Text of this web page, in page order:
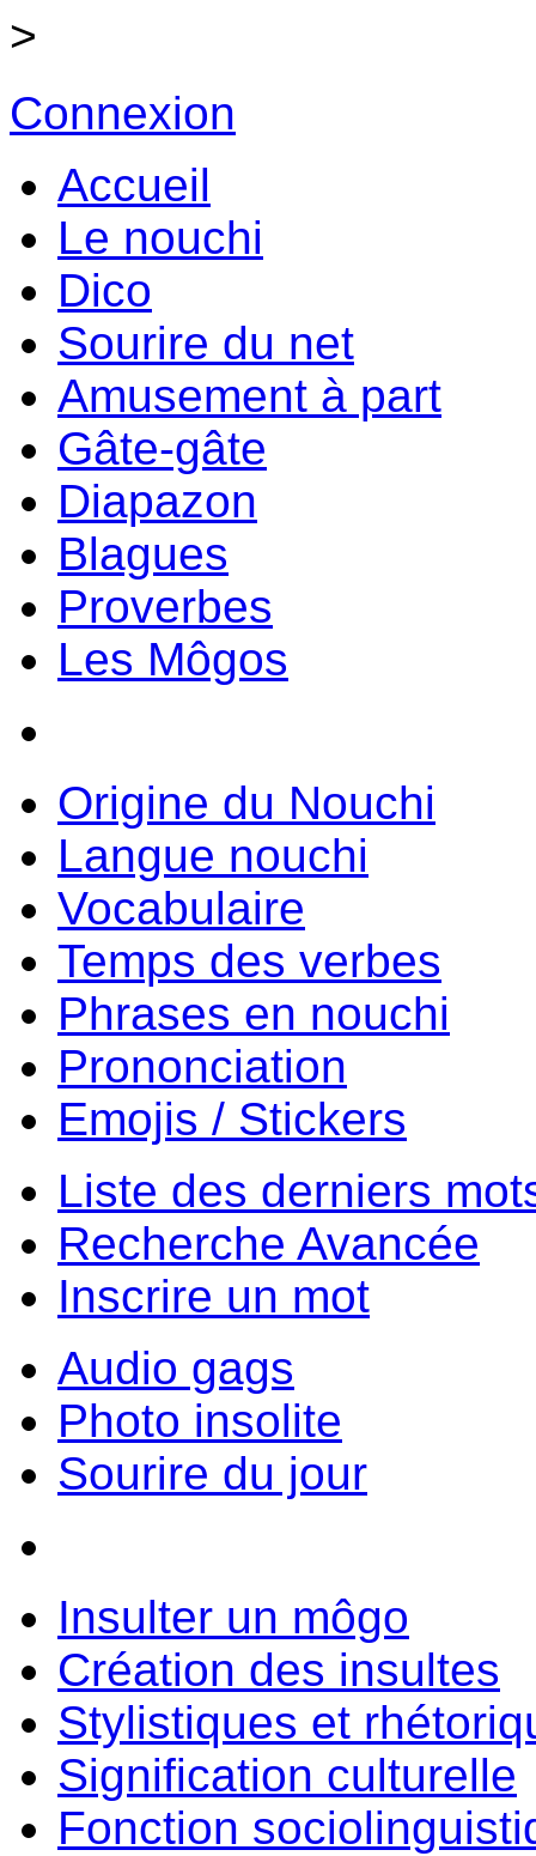
>
Connexion
Accueil
Le nouchi
Dico
Sourire du net
Amusement à part
Gâte-gâte
Diapazon
Blagues
Proverbes
Les Môgos
Origine du Nouchi
Langue nouchi
Vocabulaire
Temps des verbes
Phrases en nouchi
Prononciation
Emojis / Stickers
Liste des derniers
Recherche Avancée
Inscrire un mot
Audio gags
Photo insolite
Sourire du jour
Insulter un môgo
Création des insultes
Stylistiques et
Signification culturelle
Fonction